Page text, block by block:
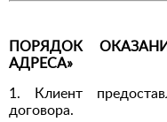
ПОРЯДОК
АДРЕСА»
1. Клиент
договора.